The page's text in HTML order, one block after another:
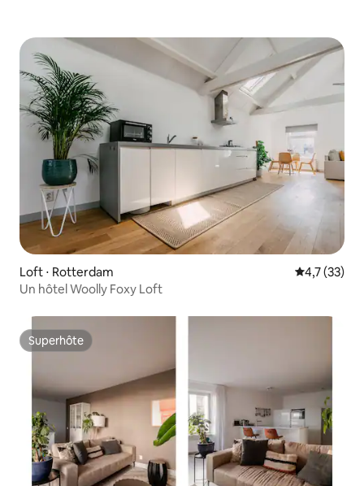
Loft ⋅ Rotterdam Évaluation
4,7 (33)
Un hôtel Woolly Foxy Loft
Superhôte
Superhôte